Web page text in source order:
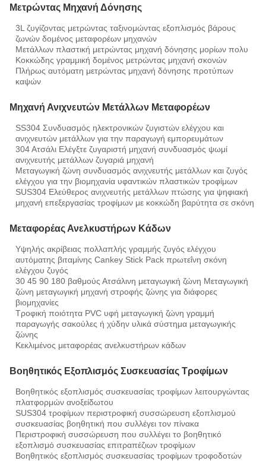
Μετρώντας Μηχανή Δόνησης
3L ζυγίζοντας μετρώντας ταξινομώντας εξοπλισμός βάρους
ζωνών δομένος μεταφορέων μηχανών
Μετάλλων πλαστική μετρώντας μηχανή δόνησης μορίων πολυ
Κοκκώδης γραμμική δομένος μετρώντας μηχανή σκονών
Πλήρως αυτόματη μετρώντας μηχανή δόνησης προτύπων
καψών
Μηχανή Ανιχνευτών Μετάλλων Μεταφορέων
SS304 Συνδυασμός ηλεκτρονικών ζυγιστών ελέγχου και
ανιχνευτών μετάλλων για την παραγωγή εμπορευμάτων
304 Ατσάλι Ελέγξτε ζυγαριστή μηχανή συνδυασμός ψωμί
ανιχνευτής μετάλλων ζυγαριά μηχανή
Μεταγωγική ζώνη συνδυασμός ανιχνευτής μετάλλων και ζυγός
ελέγχου για την βιομηχανία υφαντικών πλαστικών τροφίμων
SUS304 Ελεύθερος ανιχνευτής μετάλλων πτώσης για ψηφιακή
μηχανή επεξεργασίας τροφίμων με κοκκώδη βαρύτητα σε σκόνη
Μεταφορέας Ανελκυστήρων Κάδων
Υψηλής ακρίβειας πολλαπλής γραμμής ζυγός ελέγχου
αυτόματης βιταμίνης Cankey Stick Pack πρωτεΐνη σκόνη
ελέγχου ζυγός
30 45 90 180 βαθμούς Ατσάλινη μεταγωγική ζώνη Μεταγωγική
ζώνη μεταγωγική μηχανή στροφής ζώνης για διάφορες
βιομηχανίες
Τροφική ποιότητα PVC υφή μεταγωγική ζώνη γραμμή
παραγωγής σακούλες ή χύδην υλικά σύστημα μεταγωγικής
ζώνης
Κεκλιμένος μεταφορέας ανελκυστήρων κάδων
Βοηθητικός Εξοπλισμός Συσκευασίας Τροφίμων
Βοηθητικός εξοπλισμός συσκευασίας τροφίμων λειτουργώντας
πλατφορμών ανοξείδωτου
SUS304 τροφίμων περιστροφική συσσώρευση εξοπλισμού
συσκευασίας βοηθητική που συλλέγει τον πίνακα
Περιστροφική συσσώρευση που συλλέγει το βοηθητικό
εξοπλισμό συσκευασίας επιτραπέζιων τροφίμων
Βοηθητικός εξοπλισμός συσκευασίας τροφίμων τροφοδοτών